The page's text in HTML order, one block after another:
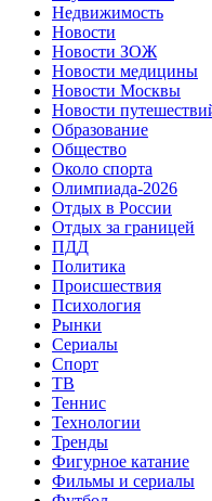
Недвижимость
Новости
Новости ЗОЖ
Новости медицины
Новости Москвы
Новости
Образование
Общество
Около спорта
Олимпиада-2026
Отдых в России
Отдых за границей
ПДД
Политика
Происшествия
Психология
Рынки
Сериалы
Спорт
ТВ
Теннис
Технологии
Тренды
Фигурное катание
Фильмы и сериалы